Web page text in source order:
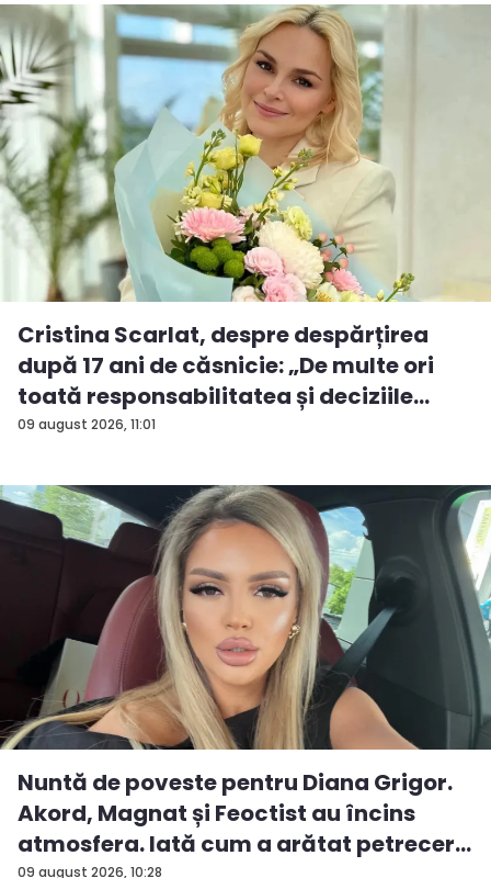
09 august 2026, 11:01
Cristina Scarlat, despre despărțirea
după 17 ani de căsnicie: „De multe ori
toată responsabilitatea și deciziile
erau...
09 august 2026, 10:28
Nuntă de poveste pentru Diana Grigor.
Akord, Magnat și Feoctist au încins
atmosfera. Iată cum a arătat petrecer...